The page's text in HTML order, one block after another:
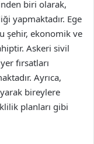
biri olarak,
yapmaktadır. Ege
şehir, ekonomik ve
Askeri sivil
fırsatları
Ayrıca,
bireylere
planları gibi